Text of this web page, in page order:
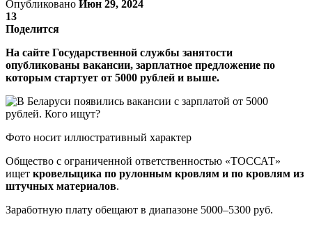
Опубликовано Июн 29, 2024
13
Поделится
На сайте Государственной службы занятости
опубликованы вакансии, зарплатное предложение по
которым стартует от 5000 рублей и выше.
Фото носит иллюстративный характер
Общество с ограниченной ответственностью «ТОССАТ»
ищет кровельщика по рулонным кровлям и по кровлям из
штучных материалов.
Заработную плату обещают в диапазоне 5000–5300 руб.